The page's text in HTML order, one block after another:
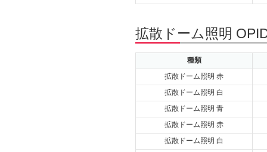
拡散ドーム照明
種類
拡散ドーム照明 赤
拡散ドーム照明 白
拡散ドーム照明 青
拡散ドーム照明 赤
拡散ドーム照明 白